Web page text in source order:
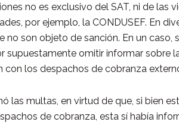
no es exclusivo del SAT, ni de las
por ejemplo, la CONDUSEF. En
no son objeto de sanción. En un caso,
supuestamente omitir informar sobre
con los despachos de cobranza
las multas, en virtud de que, si bien
de cobranza, esta sí había